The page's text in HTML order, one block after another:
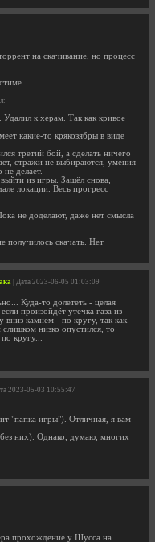
на скачивание, но процесс
к херам. Так как кривое
какие-то крякозябры в виде
третий бой, а сделать ничего
стражи не выбираются, умения
делает.
из игры. Зашёл снова,
локации. Весь прогресс
не доделают, даже нет смысла
получилось скачать. Нет
| Дата 2023-06-05 01:03:09
Куда-то долететь - целая
произойдёт утечка газа из
вниз камнем - по кругу, так как
низко опустился, то
кругу...
2023-05-03 10:55:47
"папка игры"). Отличная, я вам
них). Однако, думаю, многих
прохождение у Шусса на